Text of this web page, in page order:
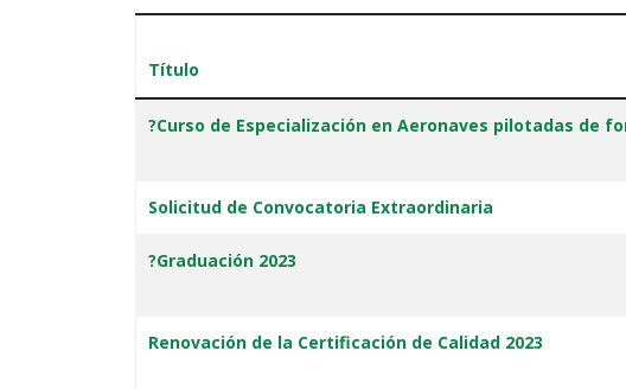
Título
?Curso de Especialización en Aeronaves pilotadas de
Solicitud de Convocatoria Extraordinaria
?Graduación 2023
Renovación de la Certificación de Calidad 2023